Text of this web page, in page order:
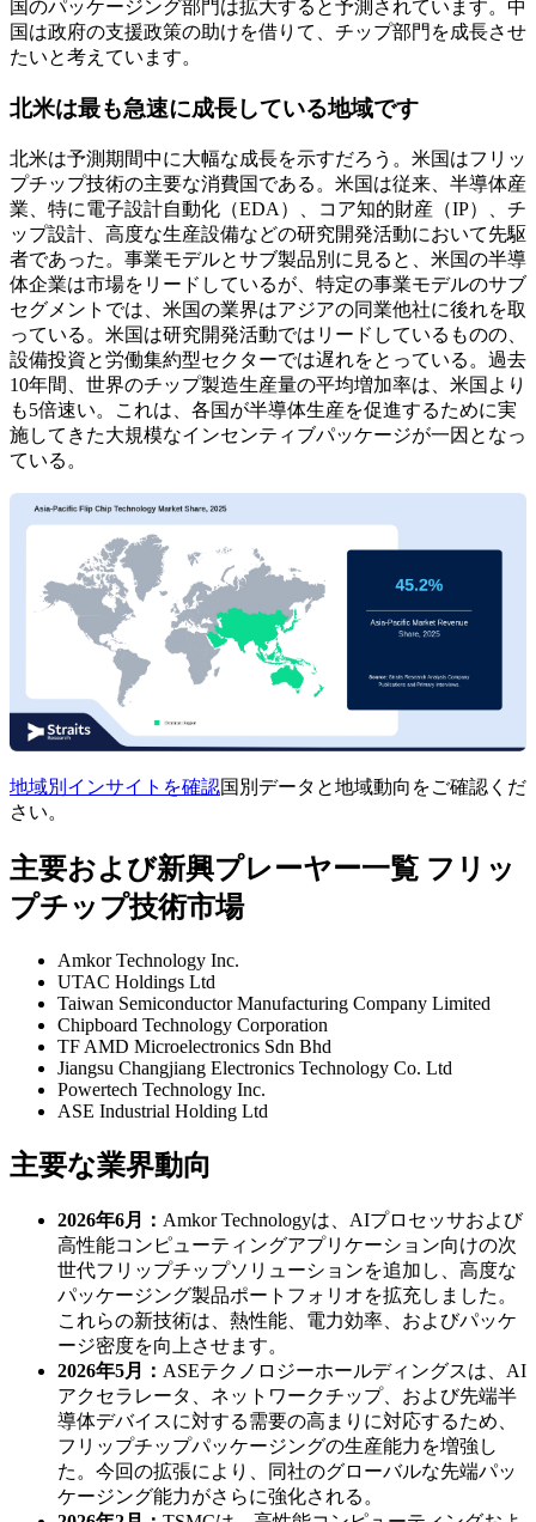
国のパッケージング部門は拡大すると予測されています。中
国は政府の支援政策の助けを借りて、チップ部門を成長させ
たいと考えています。
北米は最も急速に成長している地域です
北米は予測期間中に大幅な成長を示すだろう。米国はフリッ
プチップ技術の主要な消費国である。米国は従来、半導体産
業、特に電子設計自動化（EDA）、コア知的財産（IP）、チ
ップ設計、高度な生産設備などの研究開発活動において先駆
者であった。事業モデルとサブ製品別に見ると、米国の半導
体企業は市場をリードしているが、特定の事業モデルのサブ
セグメントでは、米国の業界はアジアの同業他社に後れを取
っている。米国は研究開発活動ではリードしているものの、
設備投資と労働集約型セクターでは遅れをとっている。過去
10年間、世界のチップ製造生産量の平均増加率は、米国より
も5倍速い。これは、各国が半導体生産を促進するために実
施してきた大規模なインセンティブパッケージが一因となっ
ている。
地域別インサイトを確認国別データと地域動向をご確認くだ
さい。
主要および新興プレーヤー一覧 フリッ
プチップ技術市場
Amkor Technology Inc.
UTAC Holdings Ltd
Taiwan Semiconductor Manufacturing Company Limited
Chipboard Technology Corporation
TF AMD Microelectronics Sdn Bhd
Jiangsu Changjiang Electronics Technology Co. Ltd
Powertech Technology Inc.
ASE Industrial Holding Ltd
主要な業界動向
2026年6月： Amkor Technologyは、AIプロセッサおよび
高性能コンピューティングアプリケーション向けの次
世代フリップチップソリューションを追加し、高度な
パッケージング製品ポートフォリオを拡充しました。
これらの新技術は、熱性能、電力効率、およびパッケ
ージ密度を向上させます。
2026年5月： ASEテクノロジーホールディングスは、AI
アクセラレータ、ネットワークチップ、および先端半
導体デバイスに対する需要の高まりに対応するため、
フリップチップパッケージングの生産能力を増強し
た。今回の拡張により、同社のグローバルな先端パッ
ケージング能力がさらに強化される。